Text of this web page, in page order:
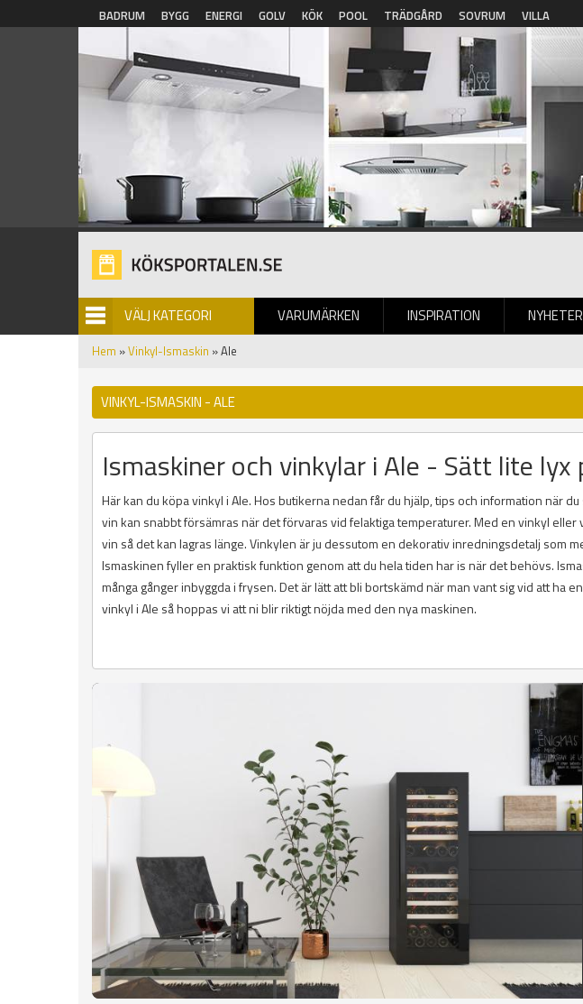
Hoppa till huvudinnehåll
BADRUM BYGG ENERGI GOLV KÖK POOL TRÄDGÅRD SOVRUM VILLA
VÄLJ KATEGORI VARUMÄRKEN INSPIRATION NYHETER
BILDGALLERI
Hem »Vinkyl-Ismaskin » Ale
VINKYL-ISMASKIN - ALE
Ismaskiner och vinkylar i Ale - Sätt lite lyx
Här kan du köpa vinkyl i Ale. Hos butikerna nedan får du hjälp, tips och information när
vin kan snabbt försämras när det förvaras vid felaktiga temperaturer. Med en vinkyl
vin så det kan lagras länge. Vinkylen är ju dessutom en dekorativ inredningsdetalj som
Ismaskinen fyller en praktisk funktion genom att du hela tiden har is när det behövs.
många gånger inbyggda i frysen. Det är lätt att bli bortskämd när man vant sig vid att ha
vinkyl i Ale så hoppas vi att ni blir riktigt nöjda med den nya maskinen.